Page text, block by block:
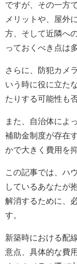
ですが、その一方
メリットや、屋外
方、そして近隣へ
っておくべき点は
さらに、防犯カメ
いう時に役に立た
たりする可能性も
また、自治体によ
補助金制度が存在
かで大きく費用を
この記事では、ハ
しているあなたが
解消するために、
す。
新築時における配
意点、具体的な費